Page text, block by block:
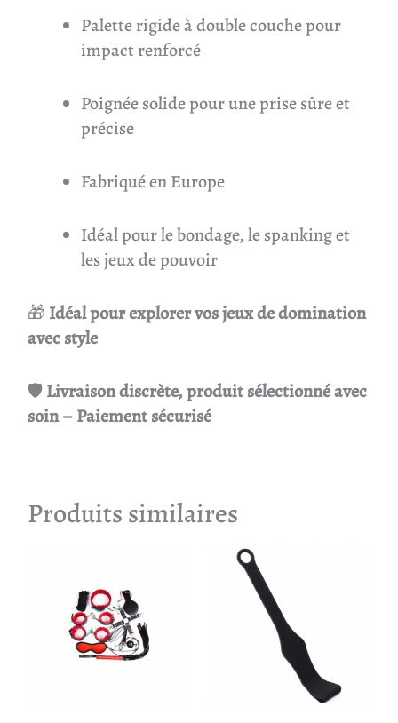
Palette rigide à double couche pour
impact renforcé
Poignée solide pour une prise sûre et
précise
Fabriqué en Europe
Idéal pour le bondage, le spanking et
les jeux de pouvoir
🎁 Idéal pour explorer vos jeux de domination
avec style
🛡 Livraison discrète, produit sélectionné avec
soin – Paiement sécurisé
Produits similaires